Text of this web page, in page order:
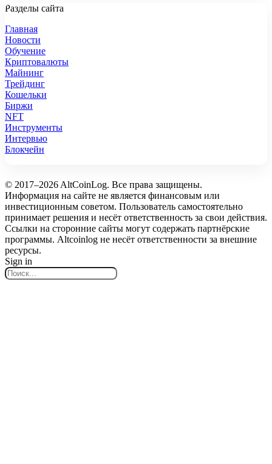
Разделы сайта
Главная
Новости
Обучение
Криптовалюты
Майнинг
Трейдинг
Кошельки
Биржи
NFT
Инструменты
Интервью
Блокчейн
© 2017–2026 AltCoinLog. Все права защищены.
Информация на сайте не является финансовым или
инвестиционным советом. Пользователь самостоятельно
принимает решения и несёт ответственность за свои действия.
Ссылки на сторонние сайты могут содержать партнёрские
программы. Altcoinlog не несёт ответственности за внешние
ресурсы.
Sign in